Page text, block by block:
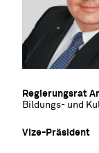
Regierungsrat
Bildungs- und
Vize-Präsident